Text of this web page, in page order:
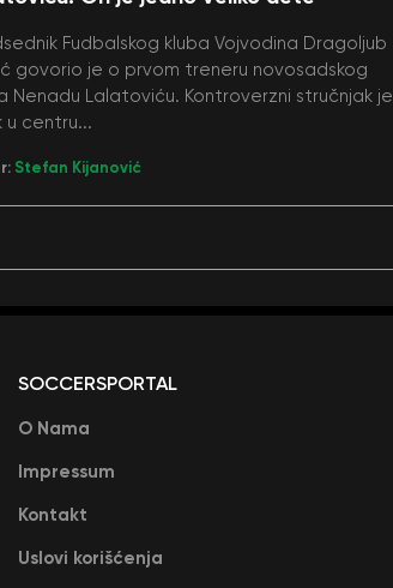
Fudbalskog kluba Vojvodina Dragoljub
govorio je o prvom treneru novosadskog
Nenadu Lalatoviću. Kontroverzni stručnjak je
u centru...
Stefan Kijanović
SOCCERSPORTAL
O Nama
Impressum
Kontakt
Uslovi korišćenja